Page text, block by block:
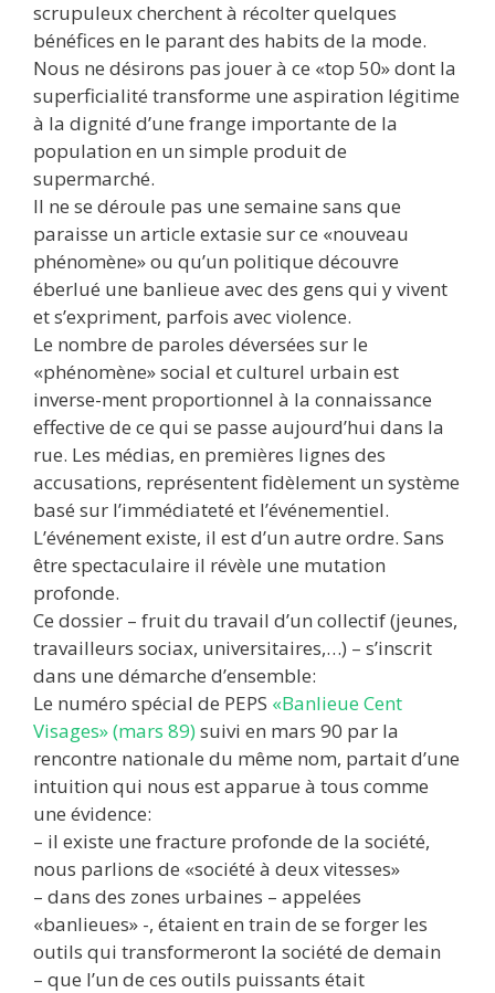
scrupuleux cherchent à récolter quelques
bénéfices en le parant des habits de la mode.
Nous ne désirons pas jouer à ce «top 50» dont la
superficialité transforme une aspiration légitime
à la dignité d’une frange importante de la
population en un simple produit de
supermarché.
Il ne se déroule pas une semaine sans que
paraisse un article extasie sur ce «nouveau
phénomène» ou qu’un politique découvre
éberlué une banlieue avec des gens qui y vivent
et s’expriment, parfois avec violence.
Le nombre de paroles déversées sur le
«phénomène» social et culturel urbain est
inverse-ment proportionnel à la connaissance
effective de ce qui se passe aujourd’hui dans la
rue. Les médias, en premières lignes des
accusations, représentent fidèlement un système
basé sur l’immédiateté et l’événementiel.
L’événement existe, il est d’un autre ordre. Sans
être spectaculaire il révèle une mutation
profonde.
Ce dossier – fruit du travail d’un collectif (jeunes,
travailleurs sociax, universitaires,…) – s’inscrit
dans une démarche d’ensemble:
Le numéro spécial de PEPS «Banlieue Cent
Visages» (mars 89)suivi en mars 90 par la
rencontre nationale du même nom, partait d’une
intuition qui nous est apparue à tous comme
une évidence:
– il existe une fracture profonde de la société,
nous parlions de «société à deux vitesses»
– dans des zones urbaines – appelées
«banlieues» -, étaient en train de se forger les
outils qui transformeront la société de demain
– que l’un de ces outils puissants était